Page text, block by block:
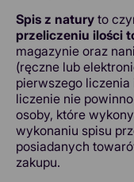
Spis z natury to
przeliczeniu ilości
magazynie oraz
(ręczne lub
pierwszego
liczenie nie
osoby, które
wykonaniu spisu
posiadanych
zakupu.